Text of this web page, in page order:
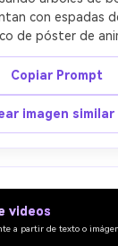
con espadas
de póster de
de silueta
créditos
tipografía legible,
de 85mm,
campo --ar 4:5
Copiar Prompt
imagen
videos
a partir de texto o